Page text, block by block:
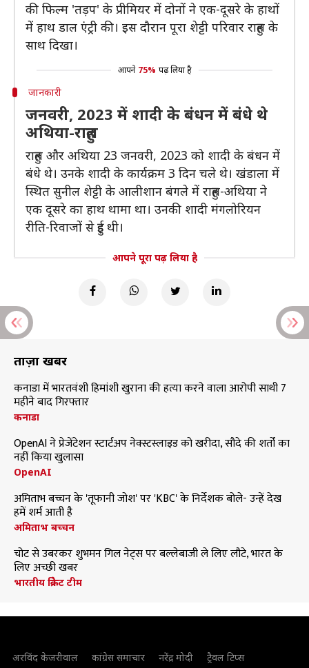
की फिल्म 'तड़प' के प्रीमियर में दोनों ने एक-दूसरे के हाथों
में हाथ डाल एंट्री की। इस दौरान पूरा शेट्टी परिवार राहुल के
साथ दिखा।
आपने 75% पढ़ लिया है
जानकारी
जनवरी, 2023 में शादी के बंधन में बंधे थे
अथिया-राहुल
राहुल और अथिया 23 जनवरी, 2023 को शादी के बंधन में
बंधे थे। उनके शादी के कार्यक्रम 3 दिन चले थे। खंडाला में
स्थित सुनील शेट्टी के आलीशान बंगले में राहुल-अथिया ने
एक दूसरे का हाथ थामा था। उनकी शादी मंगलोरियन
रीति-रिवाजों से हुई थी।
आपने पूरा पढ़ लिया है
ताज़ा खबरें
कनाडा में भारतवंशी हिमांशी खुराना की हत्या करने वाला आरोपी साथी 7
महीने बाद गिरफ्तार
कनाडा
OpenAI ने प्रेजेंटेशन स्टार्टअप नेक्स्टस्लाइड को खरीदा, सौदे की शर्तों का
नहीं किया खुलासा
OpenAI
अमिताभ बच्चन के 'तूफानी जोश' पर 'KBC' के निर्देशक बोले- उन्हें देख
हमें शर्म आती है
अमिताभ बच्चन
चोट से उबरकर शुभमन गिल नेट्स पर बल्लेबाजी ले लिए लौटे, भारत के
लिए अच्छी खबर
भारतीय क्रिकेट टीम
अरविंद केजरीवाल कांग्रेस समाचार नरेंद्र मोदी ट्रैवल टिप्स